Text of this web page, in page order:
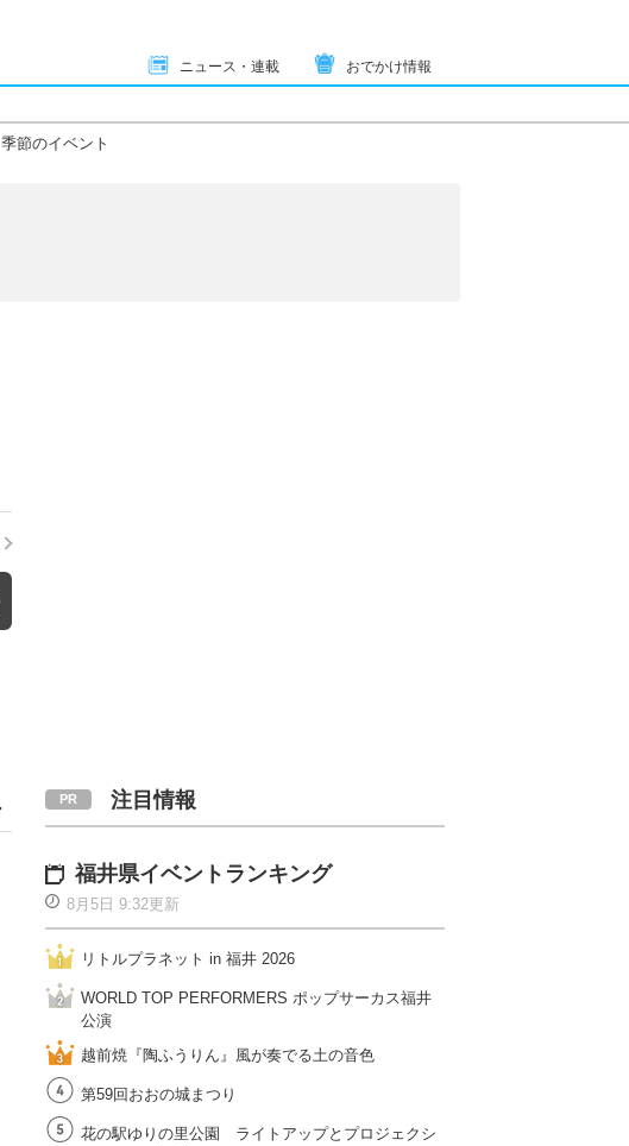
ニュース・連載 おでかけ情報
季節のイベント
注目情報
福井県イベントランキング
8月5日 9:32更新
リトルプラネット in 福井 2026
WORLD TOP PERFORMERS ポップサーカス福井
公演
越前焼『陶ふうりん』風が奏でる土の音色
第59回おおの城まつり
花の駅ゆりの里公園 ライトアップとプロジェクシ